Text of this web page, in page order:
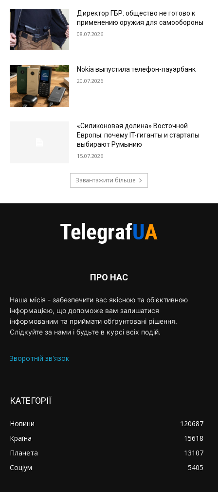
Директор ГБР: общество не готово к
применению оружия для самообороны
08.07.2026
Nokia выпустила телефон-пауэрбанк
20.07.2026
«Силиконовая долина» Восточной
Европы: почему IT-гиганты и стартапы
выбирают Румынию
15.07.2026
Завантажити більше
ПРО НАС
Наша місія - забезпечити вас якісною та об'єктивною
інформацією, що допоможе вам залишатися
інформованим та приймати обґрунтовані рішення.
Слідкуйте за нами і будьте в курсі всіх подій.
Зворотній зв'язок
КАТЕГОРІЇ
Новини
120687
Країна
15618
Планета
13107
Соціум
5405